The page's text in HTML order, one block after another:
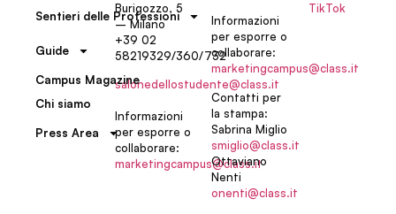
Sentieri delle Professioni
Guide
Campus Magazine
Chi siamo
Press Area
Burigozzo, 5
– Milano
+39 02
58219329/360/732
salonedellostudente@class.it
Informazioni
per esporre o
collaborare:
marketingcampus@class.it
Informazioni
per esporre o
collaborare:
marketingcampus@class.it
Contatti per
la stampa:
Sabrina Miglio
smiglio@class.it
Ottaviano
Nenti
onenti@class.it
TikTok